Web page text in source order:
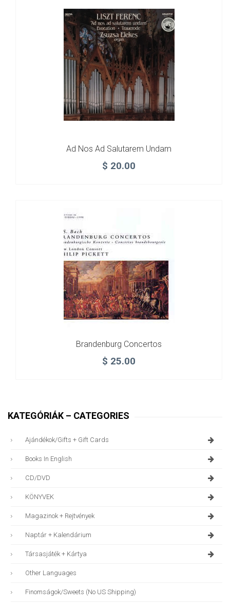
Ad Nos Ad Salutarem Undam
$ 20.00
Brandenburg Concertos
$ 25.00
KATEGÓRIÁK – CATEGORIES
Ajándékok/gifts + Gift Cards
Books In English
CD/DVD
KÖNYVEK
Magazinok + Rejtvények
Naptár + Kalendárium
Társasjáték + Kártya
Other Languages
Finomságok/sweets (no US Shipping)